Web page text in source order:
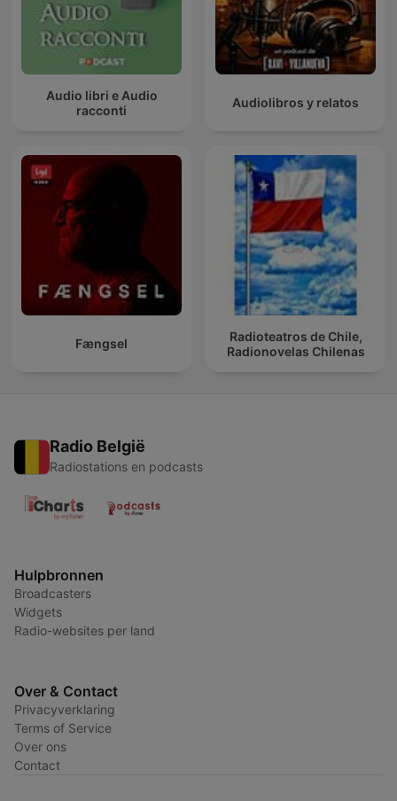
Audio libri e Audio
racconti
Audiolibros y relatos
Fængsel
Radioteatros de Chile,
Radionovelas Chilenas
Radio België
Radiostations en podcasts
Hulpbronnen
Broadcasters
Widgets
Radio-websites per land
Over & Contact
Privacyverklaring
Terms of Service
Over ons
Contact